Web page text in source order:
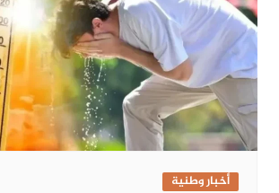
أخبار وطنية